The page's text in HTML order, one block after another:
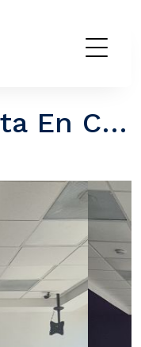
Oficina En Renta En Centro De Negocios Polanco